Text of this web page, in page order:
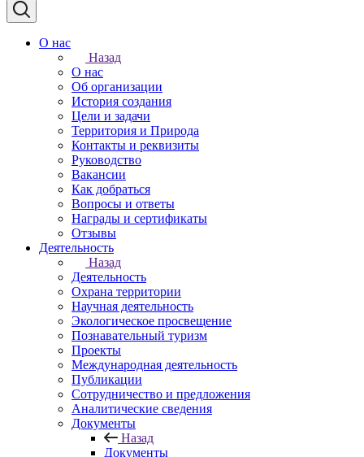
О нас
Назад
О нас
Об организации
История создания
Цели и задачи
Территория и Природа
Контакты и реквизиты
Руководство
Вакансии
Как добраться
Вопросы и ответы
Награды и сертификаты
Отзывы
Деятельность
Назад
Деятельность
Охрана территории
Научная деятельность
Экологическое просвещение
Познавательный туризм
Проекты
Международная деятельность
Публикации
Сотрудничество и предложения
Аналитические сведения
Документы
Назад
Документы